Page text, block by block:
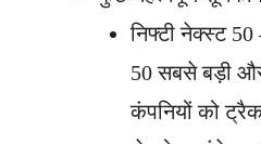
निफ्टी नेक्स्ट
50 सबसे बड़ी
कंपनियों को